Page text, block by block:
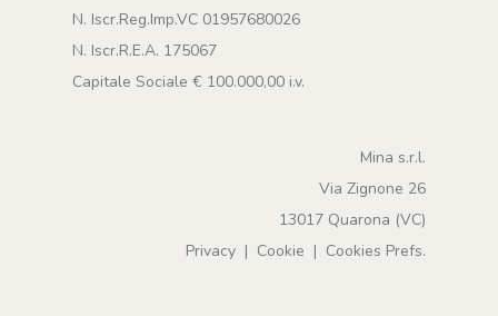
N. Iscr.Reg.Imp.VC 01957680026
N. Iscr.R.E.A. 175067
Capitale Sociale € 100.000,00 i.v.
Mina s.r.l.
Via Zignone 26
13017 Quarona (VC)
Privacy | Cookie | Cookies Prefs.